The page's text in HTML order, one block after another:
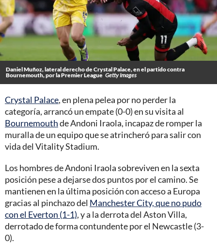
Daniel Muñoz, lateral derecho de Crystal Palace, en el partido contra
Bournemouth, por la Premier League Getty Images
Crystal Palace, en plena pelea por no perder la
categoría, arrancó un empate (0-0) en su visita al
Bournemouthde Andoni Iraola, incapaz de romper la
muralla de un equipo que se atrincheró para salir con
vida del Vitality Stadium.
Los hombres de Andoni Iraola sobreviven en la sexta
posición pese a dejarse dos puntos por el camino. Se
mantienen en la última posición con acceso a Europa
gracias al pinchazo del Manchester City, que no pudo
con el Everton (1-1), y a la derrota del Aston Villa,
derrotado de forma contundente por el Newcastle (3-
0).